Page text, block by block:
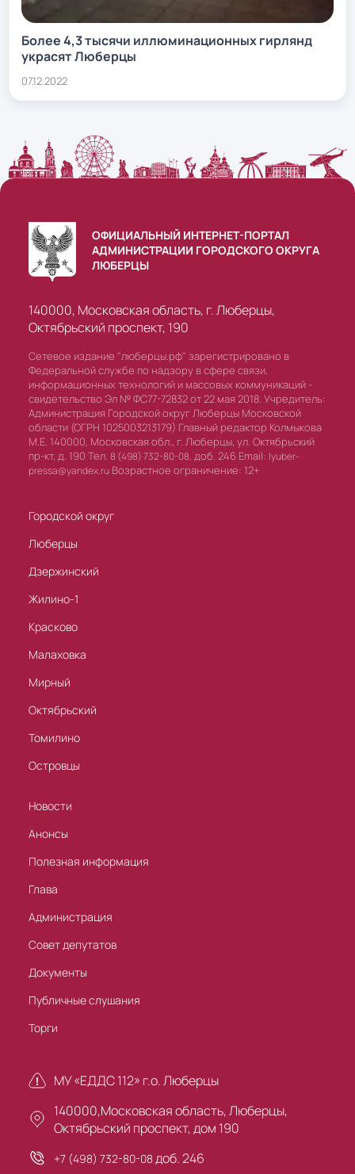
Более 4,3 тысячи иллюминационных гирлянд
украсят Люберцы
07.12.2022
ОФИЦИАЛЬНЫЙ ИНТЕРНЕТ-ПОРТАЛ
АДМИНИСТРАЦИИ ГОРОДСКОГО ОКРУГА
ЛЮБЕРЦЫ
140000, Московская область, г. Люберцы,
Октябрьский проспект, 190
Сетевое издание "люберцы.рф" зарегистрировано в
Федеральной службе по надзору в сфере связи,
информационных технологий и массовых коммуникаций -
свидетельство Эл № ФС77-72832 от 22 мая 2018. Учредитель:
Администрация Городской округ Люберцы Московской
области (ОГРН 1025003213179) Главный редактор Колмыкова
М.Е. 140000, Московская обл., г. Люберцы, ул. Октябрьский
пр-кт, д. 190 Тел. 8 (498) 732-80-08, доб. 246 Email: lyuber-
pressa@yandex.ru Возрастное ограничение: 12+
Городской округ
Люберцы
Дзержинский
Жилино-1
Красково
Малаховка
Мирный
Октябрьский
Томилино
Островцы
Новости
Анонсы
Полезная информация
Глава
Администрация
Совет депутатов
Документы
Публичные слушания
Торги
МУ «ЕДДС 112» г.о. Люберцы
140000,Московская область, Люберцы,
Октябрьский проспект, дом 190
+7 (498) 732-80-08 доб. 246